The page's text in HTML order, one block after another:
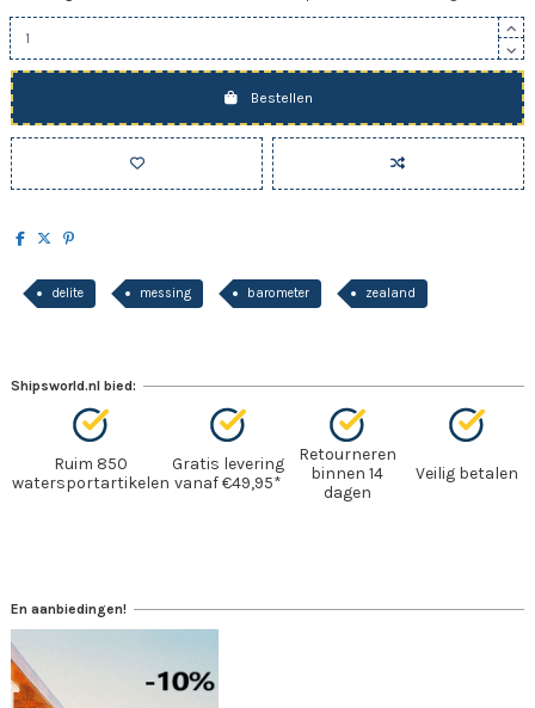
Bestellen
delite messing barometer zealand
Shipsworld.nl bied:
Ruim 850
watersportartikelen
Gratis levering
vanaf €49,95*
Retourneren
binnen 14
dagen
Veilig betalen
En aanbiedingen!